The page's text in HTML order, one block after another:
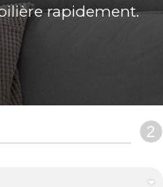
rapidement.
: 2